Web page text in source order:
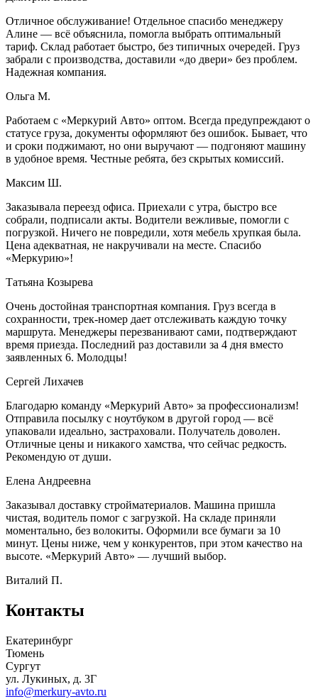
Отличное обслуживание! Отдельное спасибо менеджеру
Алине — всё объяснила, помогла выбрать оптимальный
тариф. Склад работает быстро, без типичных очередей. Груз
забрали с производства, доставили «до двери» без проблем.
Надежная компания.
Ольга М.
Работаем с «Меркурий Авто» оптом. Всегда предупреждают о
статусе груза, документы оформляют без ошибок. Бывает, что
и сроки поджимают, но они выручают — подгоняют машину
в удобное время. Честные ребята, без скрытых комиссий.
Максим Ш.
Заказывала переезд офиса. Приехали с утра, быстро все
собрали, подписали акты. Водители вежливые, помогли с
погрузкой. Ничего не повредили, хотя мебель хрупкая была.
Цена адекватная, не накручивали на месте. Спасибо
«Меркурию»!
Татьяна Козырева
Очень достойная транспортная компания. Груз всегда в
сохранности, трек-номер дает отслеживать каждую точку
маршрута. Менеджеры перезванивают сами, подтверждают
время приезда. Последний раз доставили за 4 дня вместо
заявленных 6. Молодцы!
Сергей Лихачев
Благодарю команду «Меркурий Авто» за профессионализм!
Отправила посылку с ноутбуком в другой город — всё
упаковали идеально, застраховали. Получатель доволен.
Отличные цены и никакого хамства, что сейчас редкость.
Рекомендую от души.
Елена Андреевна
Заказывал доставку стройматериалов. Машина пришла
чистая, водитель помог с загрузкой. На складе приняли
моментально, без волокиты. Оформили все бумаги за 10
минут. Цены ниже, чем у конкурентов, при этом качество на
высоте. «Меркурий Авто» — лучший выбор.
Виталий П.
Контакты
Екатеринбург
Тюмень
Сургут
ул. Лукиных, д. 3Г
info@merkury-avto.ru